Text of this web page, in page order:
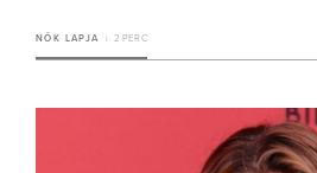
NŐK LAPJA 2 PERC